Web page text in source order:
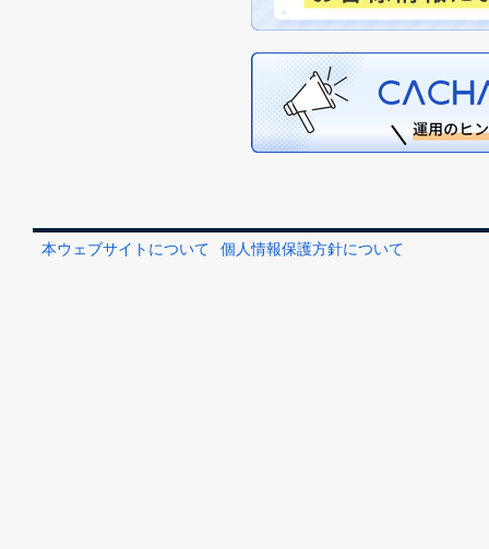
本ウェブサイトについて 個人情報保護方針について